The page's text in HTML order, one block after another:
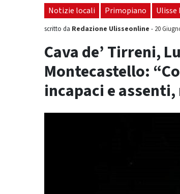
Notizie locali Primopiano Ulisse
scritto da Redazione Ulisseonline - 20
Cava de’ Tirreni,
Montecastello:
incapaci e